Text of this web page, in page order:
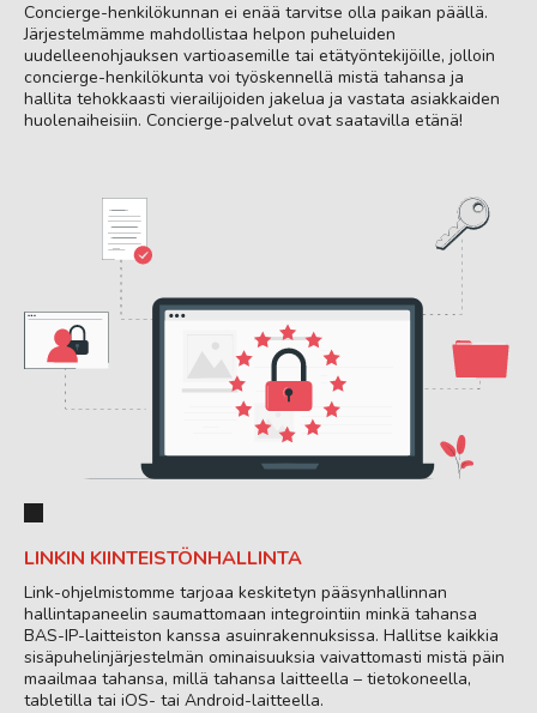
Concierge-henkilökunnan ei enää tarvitse olla paikan päällä.
Järjestelmämme mahdollistaa helpon puheluiden
uudelleenohjauksen vartioasemille tai etätyöntekijöille, jolloin
concierge-henkilökunta voi työskennellä mistä tahansa ja
hallita tehokkaasti vierailijoiden jakelua ja vastata asiakkaiden
huolenaiheisiin. Concierge-palvelut ovat saatavilla etänä!
LINKIN KIINTEISTÖNHALLINTA
Link-ohjelmistomme tarjoaa keskitetyn pääsynhallinnan
hallintapaneelin saumattomaan integrointiin minkä tahansa
BAS-IP-laitteiston kanssa asuinrakennuksissa. Hallitse kaikkia
sisäpuhelinjärjestelmän ominaisuuksia vaivattomasti mistä päin
maailmaa tahansa, millä tahansa laitteella – tietokoneella,
tabletilla tai iOS- tai Android-laitteella.